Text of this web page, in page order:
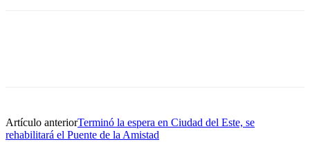
Artículo anteriorTerminó la espera en Ciudad del Este, se
rehabilitará el Puente de la Amistad